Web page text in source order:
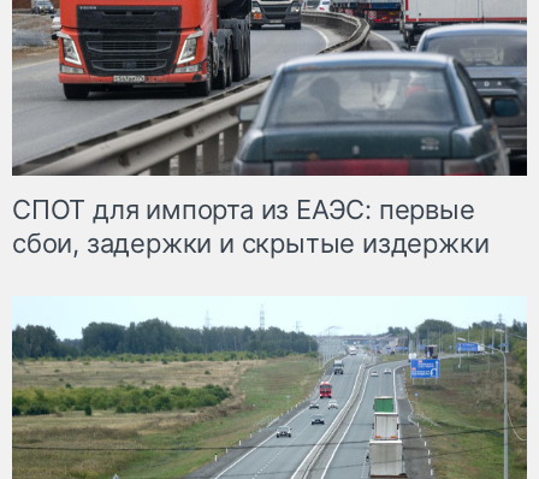
СПОТ для импорта из ЕАЭС: первые
сбои, задержки и скрытые издержки